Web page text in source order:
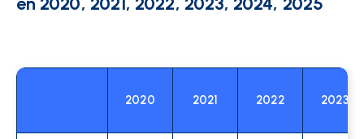
2020 2021 2022 2023